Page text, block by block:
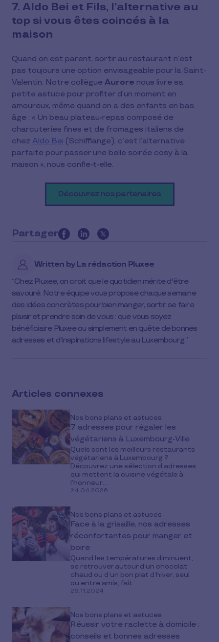
7. Aldo Bei et Fils, l’alternative au
top si vous êtes coincés à la
maison
Quand on est parent, sortir au restaurant n’est
pas toujours une option envisageable pour la Saint-
Valentin. Notre collègue Aurore nous livre sa
petite astuce pour profiter d’un moment en
amoureux, même quand on a des enfants en bas
âge : « Un beau plateau-repas composé de
charcuteries fines et de fromages italiens de
chez Aldo Bei (Schifflange), c’est l’alternative
parfaite pour passer une belle soirée cosy à la
maison », nous confie-t-elle.
Découvrez nos partenaires
Partager
this
on
social
media
Written byLa rédaction Pluxee
Chez Pluxee, on croit que le quotidien mérite d'être
savouré. Notre équipe vous propose chaque semaine
des idées concrètes pour bien manger, sortir, se faire
plaisir et prendre soin de vous : que vous soyez
bénéficiaire Pluxee ou simplement en quête de bonnes
adresses et d'inspirations lifestyle au Luxembourg.
Articles connexes
Nos bons plans et astuces
7 adresses pour régaler les
végétariens à Luxembourg-Ville
Quels sont les meilleurs restaurants
végétariens à Luxembourg ?
Découvrez une sélection d’adresses
qui mettent la cuisine végétale à
l’honneur...
24.04.2026
Nos bons plans et astuces
Face à la grisaille, nos adresses
réconfortantes pour manger et
boire
Quand les températures diminuent,
se retrouver autour d’un chocolat
chaud ou d’un bon plat d’hiver, seul
ou entre amis, fait...
26.11.2024
Nos bons plans et astuces
Réussir votre raclette à domicile :
conseils et bonnes adresses